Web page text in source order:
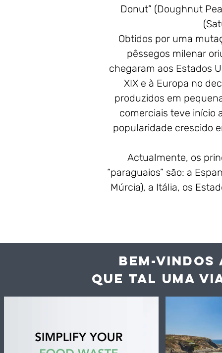
Donut” (Doughnut
Obtidos por uma
pêssegos milenar
chegaram aos Estados
XIX e à Europa no
produzidos em
comerciais teve início
popularidade crescido
Actualmente, os
“paraguaios” são: a
Múrcia), a Itália, os
BEM-VINDOS
QUE TAL UMA